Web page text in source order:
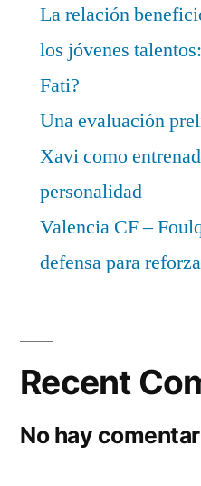
La relación
los jóvenes
Fati?
Una evaluación
Xavi como
personalidad
Valencia CF –
defensa para
Recent
No hay